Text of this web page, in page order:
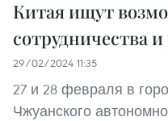
Китая ищут
сотрудничества
29/02/2024 11:35
27 и 28 февраля в
Чжуанского